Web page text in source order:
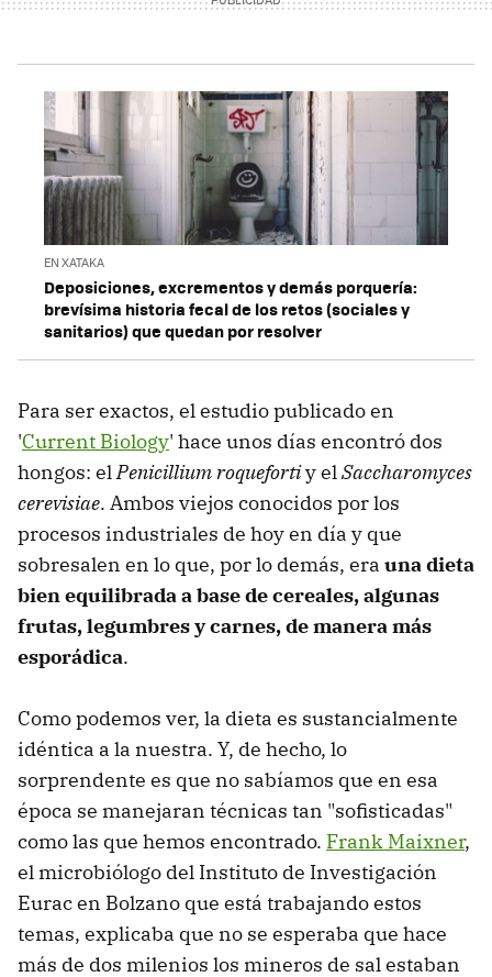
EN XATAKA
Deposiciones, excrementos y demás porquería:
brevísima historia fecal de los retos (sociales y
sanitarios) que quedan por resolver
Para ser exactos, el estudio publicado en
'Current Biology' hace unos días encontró dos
hongos: elPenicillium roquefortiy elSaccharomyces
cerevisiae. Ambos viejos conocidos por los
procesos industriales de hoy en día y que
sobresalen en lo que, por lo demás, era una dieta
bien equilibrada a base de cereales, algunas
frutas, legumbres y carnes, de manera más
esporádica.
Como podemos ver, la dieta es sustancialmente
idéntica a la nuestra. Y, de hecho, lo
sorprendente es que no sabíamos que en esa
época se manejaran técnicas tan "sofisticadas"
como las que hemos encontrado. Frank Maixner,
el microbiólogo del Instituto de Investigación
Eurac en Bolzano que está trabajando estos
temas, explicaba que no se esperaba que hace
más de dos milenios los mineros de sal estaban